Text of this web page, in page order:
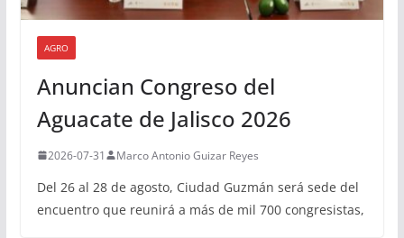
AGRO
Anuncian Congreso del
Aguacate de Jalisco 2026
2026-07-31 Marco Antonio Guizar Reyes
Del 26 al 28 de agosto, Ciudad Guzmán será sede del
encuentro que reunirá a más de mil 700 congresistas,